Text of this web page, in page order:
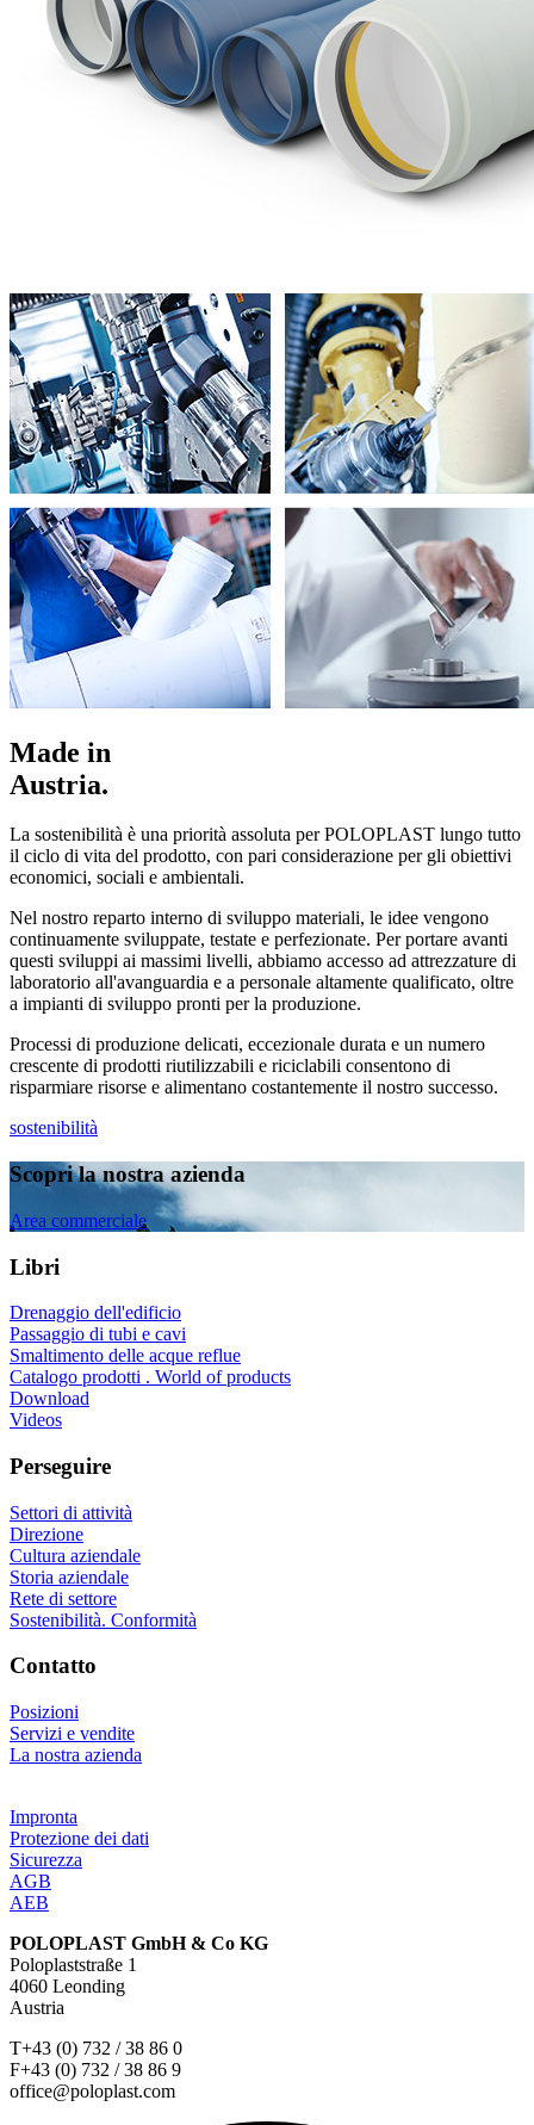
Made in
Austria.
La sostenibilità è una priorità assoluta per POLOPLAST lungo tutto
il ciclo di vita del prodotto, con pari considerazione per gli obiettivi
economici, sociali e ambientali.
Nel nostro reparto interno di sviluppo materiali, le idee vengono
continuamente sviluppate, testate e perfezionate. Per portare avanti
questi sviluppi ai massimi livelli, abbiamo accesso ad attrezzature di
laboratorio all'avanguardia e a personale altamente qualificato, oltre
a impianti di sviluppo pronti per la produzione.
Processi di produzione delicati, eccezionale durata e un numero
crescente di prodotti riutilizzabili e riciclabili consentono di
risparmiare risorse e alimentano costantemente il nostro successo.
sostenibilità
Scopri la nostra azienda
Area commerciale
Libri
Drenaggio dell'edificio
Passaggio di tubi e cavi
Smaltimento delle acque reflue
Catalogo prodotti . World of products
Download
Videos
Perseguire
Settori di attività
Direzione
Cultura aziendale
Storia aziendale
Rete di settore
Sostenibilità. Conformità
Contatto
Posizioni
Servizi e vendite
La nostra azienda
Impronta
Protezione dei dati
Sicurezza
AGB
AEB
POLOPLAST GmbH & Co KG
Poloplaststraße 1
4060 Leonding
Austria
T+43 (0) 732 / 38 86 0
F+43 (0) 732 / 38 86 9
office@poloplast.com